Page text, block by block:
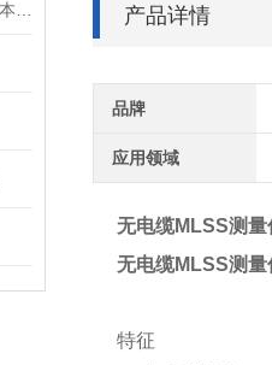
产品详情
品牌
应用领域
无电缆MLSS测
无电缆MLSS测
特征